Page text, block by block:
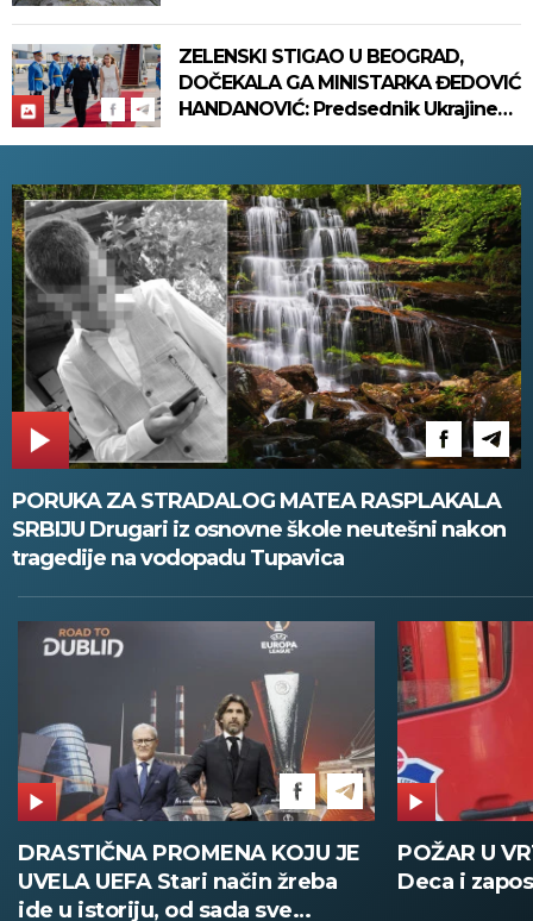
ZELENSKI STIGAO U BEOGRAD,
DOČEKALA GA MINISTARKA ĐEDOVIĆ
HANDANOVIĆ: Predsednik Ukrajine
PORUKA ZA STRADALOG MATEA RASPLAKALA
SRBIJU Drugari iz osnovne škole neutešni nakon
tragedije na vodopadu Tupavica
POŽAR U VRTIĆU NA VOŽDOVCU
Deca i zaposleni evakuisani
SINIŠA
DOBIO